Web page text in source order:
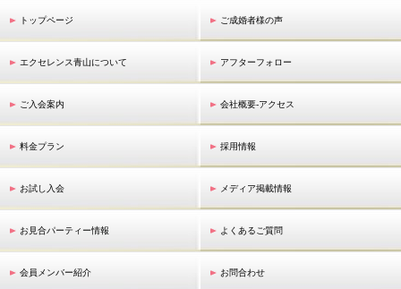
トップページ
エクセレンス青山について
ご入会案内
料金プラン
お試し入会
お見合パーティー情報
会員メンバー紹介
ご成婚者様の声
アフターフォロー
会社概要-アクセス
採用情報
メディア掲載情報
よくあるご質問
お問合わせ